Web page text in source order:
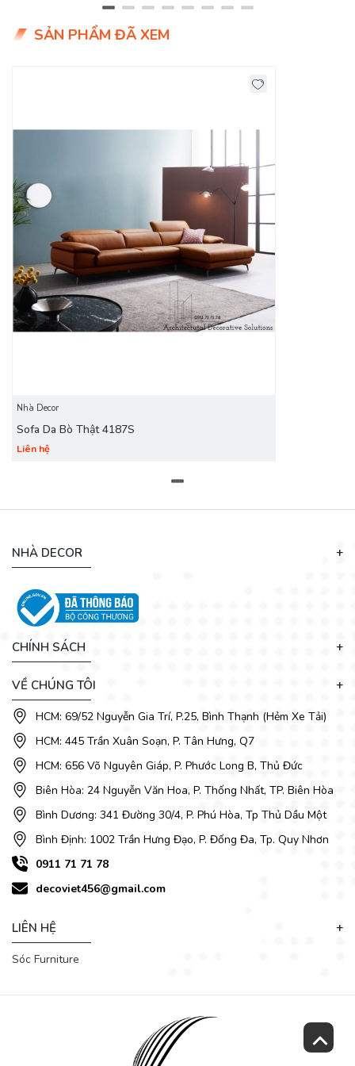
tăng độ bền cho sản phẩm, sau đây DecoViet xin chia sẻ đến
bạn kinh nghiệm sử dụng ghế sofa da bò thật đẹp mãi với
thời gian:
- Không được dùng các chất tẩy rửa thông thường để lau
chùi ghế sofa da bò thật
Các chất tẩy rửa thông thường như nước rửa kính, nước rửa
chén, bột giặt…có thể gây tổn hại đến da bò thật. Nguyên
nhân là do trong các dung dịch này có chứa một số hóa
chất, nếu bạn dùng lau chùi lâu dài thì sẽ làm bào mòn da
bò.
Khi ghế sofa da bò bị bẩn hay bám bụi thì bạn nên dùng
khăn mềm vắt khô nước sau đó lau chùi nhẹ nhàng. Sau khi
vệ sinh xong, bạn có thể bật quạt thổi trực tiếp để hong khô
sofa da bò thật nhanh hơn.
Khi bạn để ghế sofa da bò thật tiếp xúc trực tiếp với ánh
cấu, làm thay đổi màu sắc của da.
ban công nơi mà tia UV dễ chiếu vào nhất. Nếu phòng khách
của bạn không cho phép, phải đặt sofa da bò thật tại các vị
trí đó thì nên lắp thêm rèm chống nắng để tránh ánh nắng
SẢN PHẨM ĐÃ XEM
Nhà Decor
Sofa Da Bò Thật 4187S
Liên hệ
NHÀ DECOR
CHÍNH SÁCH
VỀ CHÚNG TÔI
HCM: 69/52 Nguyễn Gia Trí, P.25, Bình Thạnh (Hẻm Xe Tải)
HCM: 445 Trần Xuân Soạn, P. Tân Hưng, Q7
HCM: 656 Võ Nguyên Giáp, P. Phước Long B, Thủ Đức
Biên Hòa: 24 Nguyễn Văn Hoa, P. Thống Nhất, TP. Biên Hòa
Bình Dương: 341 Đường 30/4, P. Phú Hòa, Tp Thủ Dầu Một
Bình Định: 1002 Trần Hưng Đạo, P. Đống Đa, Tp. Quy Nhơn
0911 71 71 78
decoviet456@gmail.com
LIÊN HỆ
Sóc Furniture